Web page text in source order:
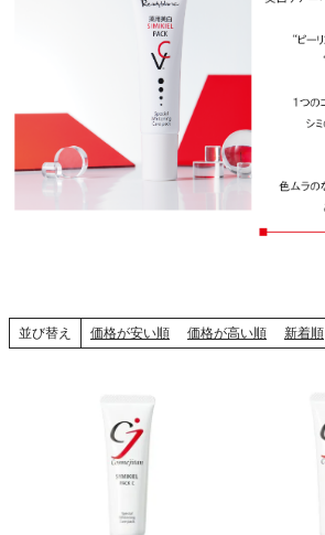
並び替え 価格が安い順 価格が高い順 新着順